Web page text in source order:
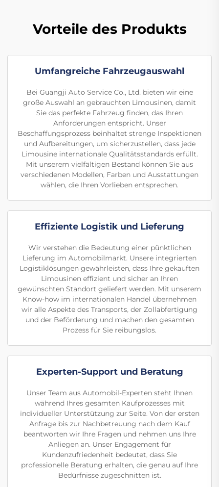
Vorteile des Produkts
Umfangreiche Fahrzeugauswahl
Bei Guangji Auto Service Co., Ltd. bieten wir eine
große Auswahl an gebrauchten Limousinen, damit
Sie das perfekte Fahrzeug finden, das Ihren
Anforderungen entspricht. Unser
Beschaffungsprozess beinhaltet strenge Inspektionen
und Aufbereitungen, um sicherzustellen, dass jede
Limousine internationale Qualitätsstandards erfüllt.
Mit unserem vielfältigen Bestand können Sie aus
verschiedenen Modellen, Farben und Ausstattungen
wählen, die Ihren Vorlieben entsprechen.
Effiziente Logistik und Lieferung
Wir verstehen die Bedeutung einer pünktlichen
Lieferung im Automobilmarkt. Unsere integrierten
Logistiklösungen gewährleisten, dass Ihre gekauften
Limousinen effizient und sicher an Ihren
gewünschten Standort geliefert werden. Mit unserem
Know-how im internationalen Handel übernehmen
wir alle Aspekte des Transports, der Zollabfertigung
und der Beförderung und machen den gesamten
Prozess für Sie reibungslos.
Experten-Support und Beratung
Unser Team aus Automobil-Experten steht Ihnen
während Ihres gesamten Kaufprozesses mit
individueller Unterstützung zur Seite. Von der ersten
Anfrage bis zur Nachbetreuung nach dem Kauf
beantworten wir Ihre Fragen und nehmen uns Ihre
Anliegen an. Unser Engagement für
Kundenzufriedenheit bedeutet, dass Sie
professionelle Beratung erhalten, die genau auf Ihre
Bedürfnisse zugeschnitten ist.